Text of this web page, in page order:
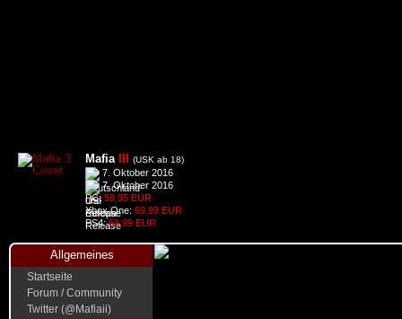
Mafia (USK ab 18)
7. Oktober 2016
7. Oktober 2016
PC: 59,95 EUR
Xbox One: 69,99 EUR
PS4:69,99 EUR
Allgemeines
Startseite
Forum / Community
Twitter (@Mafiaii)